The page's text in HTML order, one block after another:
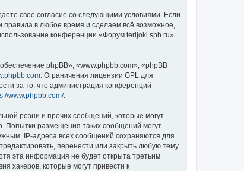
своё согласие со следующими условиями. Если
в любое время и сделаем всё возможное,
конференции «Форум terijoki.spb.ru»
phpBB», «www.phpbb.com», «phpBB
. Ограничения лицензии GPL для
за то, что администрация конференций
www.phpbb.com/.
розни и прочих сообщений, которые могут
Попытки размещения таких сообщений могут
IP-адреса всех сообщений сохраняются для
перенести или закрыть любую тему
эта информация не будет открыта третьим
хакеров, которые могут привести к